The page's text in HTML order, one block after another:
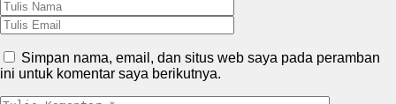
Simpan nama, email, dan situs web saya pada peramban
ini untuk komentar saya berikutnya.